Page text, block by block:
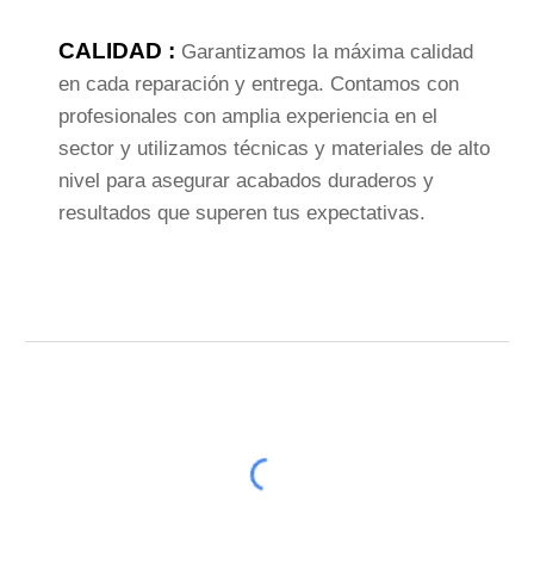
CALIDAD : Garantizamos la máxima calidad
en cada reparación y entrega. Contamos con
profesionales con amplia experiencia en el
sector y utilizamos técnicas y materiales de alto
nivel para asegurar acabados duraderos y
resultados que superen tus expectativas.